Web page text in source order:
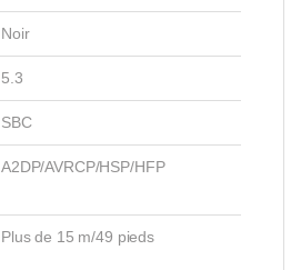
Noir
5.3
SBC
A2DP/AVRCP/HSP/HFP
Plus de 15 m/49 pieds